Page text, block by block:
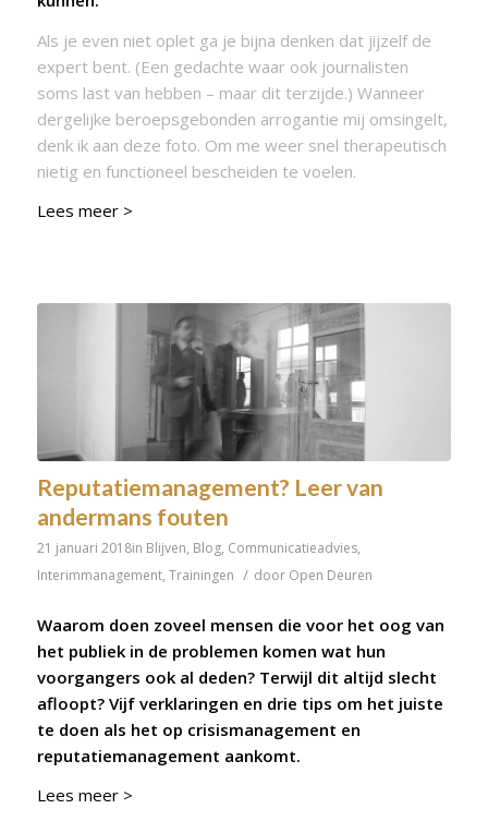
Als je even niet oplet ga je bijna denken dat jijzelf de
expert bent. (Een gedachte waar ook journalisten
soms last van hebben – maar dit terzijde.) Wanneer
dergelijke beroepsgebonden arrogantie mij omsingelt,
denk ik aan deze foto. Om me weer snel therapeutisch
nietig en functioneel bescheiden te voelen.
Lees meer >
Reputatiemanagement? Leer van
andermans fouten
21 januari 2018in Blijven, Blog, Communicatieadvies,
Interimmanagement, Trainingen / door Open Deuren
Waarom doen zoveel mensen die voor het oog van
het publiek in de problemen komen wat hun
voorgangers ook al deden? Terwijl dit altijd slecht
afloopt? Vijf verklaringen en drie tips om het juiste
te doen als het op crisismanagement en
reputatiemanagement aankomt.
Lees meer >